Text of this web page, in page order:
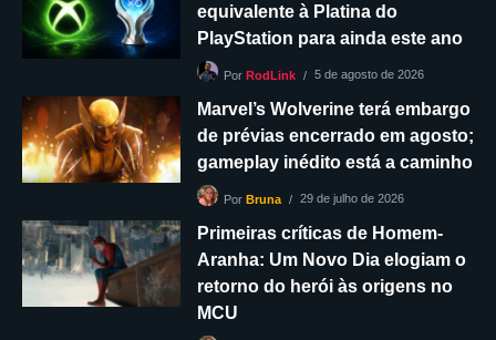
equivalente à Platina do
PlayStation para ainda este ano
PorRodLink 5 de agosto de 2026
Marvel’s Wolverine terá embargo
de prévias encerrado em agosto;
gameplay inédito está a caminho
PorBruna 29 de julho de 2026
Primeiras críticas de Homem-
Aranha: Um Novo Dia elogiam o
retorno do herói às origens no
MCU